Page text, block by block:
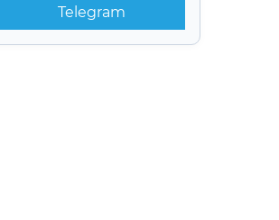
Telegram